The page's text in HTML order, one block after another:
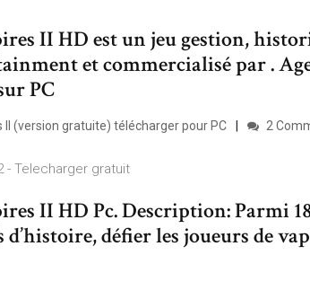
II HD est un jeu gestion,
et commercialisé par .
PC
II (version gratuite) télécharger pour PC 2
- Telecharger gratuit
II HD Pc. Description: Parmi
d’histoire, défier les joueurs de